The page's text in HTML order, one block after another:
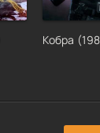
Кобра